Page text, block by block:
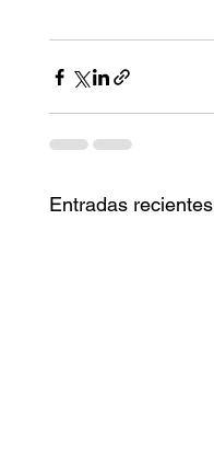
Entradas recientes